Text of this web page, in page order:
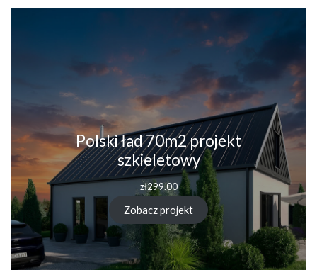
Polski ład 70m2 projekt
szkieletowy
zł299.00
Zobacz projekt